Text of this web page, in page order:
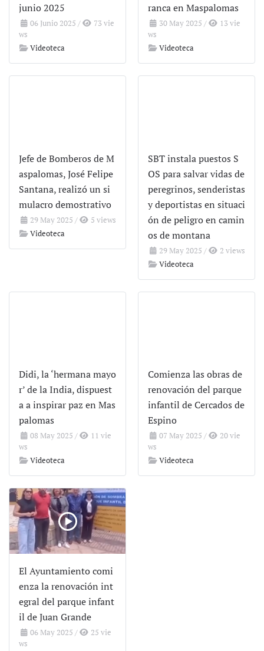
junio 2025
06 Junio 2025 /
73 vie
ws
Videoteca
ranca en Maspalomas
30 May 2025 /
13 vie
ws
Videoteca
Jefe de Bomberos de M
aspalomas, José Felipe
Santana, realizó un si
mulacro demostrativo
29 May 2025 /
5 views
Videoteca
SBT instala puestos S
OS para salvar vidas de
peregrinos, senderistas
y deportistas en situaci
ón de peligro en camin
os de montana
29 May 2025 /
2 views
Videoteca
Didi, la ‘hermana mayo
r’ de la India, dispuest
a a inspirar paz en Mas
palomas
08 May 2025 /
11 vie
ws
Videoteca
Comienza las obras de
renovación del parque
infantil de Cercados de
Espino
07 May 2025 /
20 vie
ws
Videoteca
El Ayuntamiento comi
enza la renovación int
egral del parque infant
il de Juan Grande
06 May 2025 /
25 vie
ws